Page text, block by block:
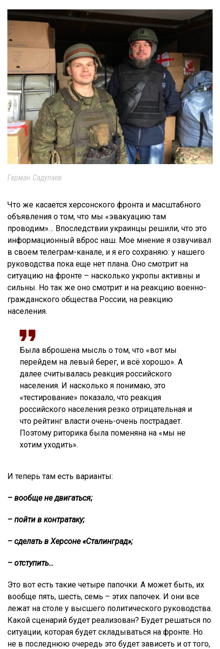
Герман Садулаев
Что же касается херсонского фронта и масштабного
объявления о том, что мы «эвакуацию там
проводим»… Впоследствии украинцы решили, что это
информационный вброс наш. Мое мнение я озвучивал
в своем телеграм-канале, и я его сохраняю: у нашего
руководства пока еще нет плана. Оно смотрит на
ситуацию на фронте – насколько укропы активны и
сильны. Но так же оно смотрит и на реакцию военно-
гражданского общества России, на реакцию
населения.
Была вброшена мысль о том, что «вот мы
перейдем на левый берег, и всё хорошо». А
далее считывалась реакция российского
населения. И насколько я понимаю, это
«тестирование» показало, что реакция
российского населения резко отрицательная и
что рейтинг власти очень-очень пострадает.
Поэтому риторика была поменяна на «мы не
хотим уходить».
И теперь там есть варианты:
– вообще не двигаться;
– пойти в контратаку;
– сделать в Херсоне «Сталинград»;
– отступить…
Это вот есть такие четыре папочки. А может быть, их
вообще пять, шесть, семь – этих папочек. И они все
лежат на столе у высшего политического руководства.
Какой сценарий будет реализован? Будет решаться по
ситуации, которая будет складываться на фронте. Но
не в последнюю очередь это будет зависеть и от того,